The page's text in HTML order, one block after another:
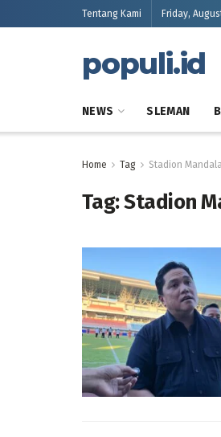
Tentang Kami Friday,
populi.id
NEWS SLEMAN
Home Tag Stadion
Tag:Stadion